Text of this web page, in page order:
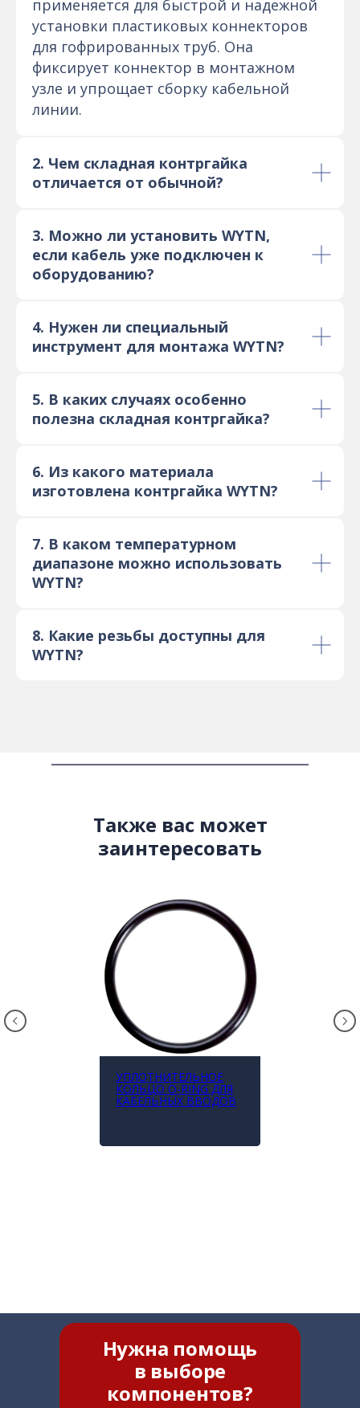
применяется для быстрой и надежной
установки пластиковых коннекторов
для гофрированных труб. Она
фиксирует коннектор в монтажном
узле и упрощает сборку кабельной
линии.
2. Чем складная контргайка
отличается от обычной?
3. Можно ли установить WYTN,
если кабель уже подключен к
оборудованию?
4. Нужен ли специальный
инструмент для монтажа WYTN?
5. В каких случаях особенно
полезна складная контргайка?
6. Из какого материала
изготовлена контргайка WYTN?
7. В каком температурном
диапазоне можно использовать
WYTN?
8. Какие резьбы доступны для
WYTN?
Также вас может
заинтересовать
УПЛОТНИТЕЛЬНОЕ
КОЛЬЦО O-RING ДЛЯ
КАБЕЛЬНЫХ ВВОДОВ
Нужна помощь
в выборе
компонентов?